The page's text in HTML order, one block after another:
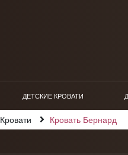
ДЕТСКИЕ КРОВАТИ
Кровати Кровать Бернард